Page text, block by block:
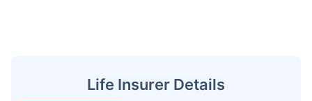
Life Insurer Details